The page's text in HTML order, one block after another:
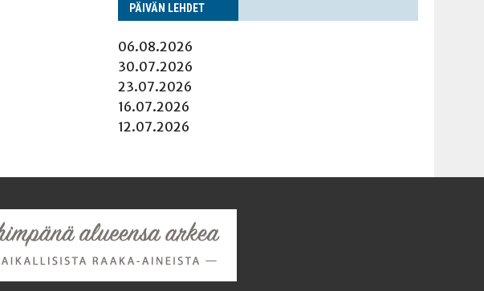
PÄI­VÄN LEHDET
06.08.2026
30.07.2026
23.07.2026
16.07.2026
12.07.2026